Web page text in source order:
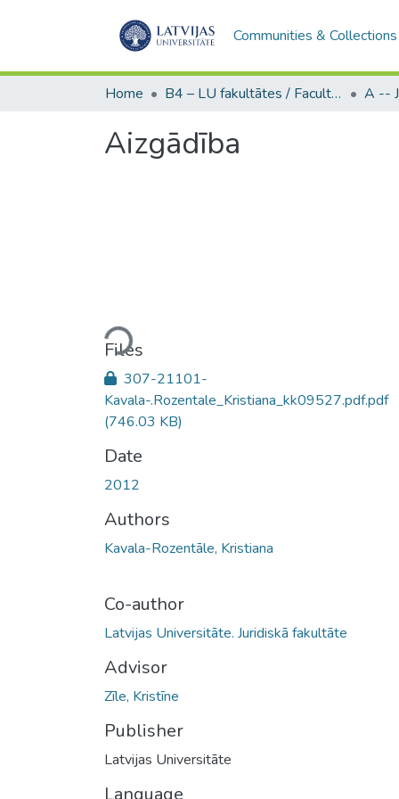
Communities & Collections
Home B4 – LU fakultātes / Faculties of the UL
Aizgādība
Loading...
Files
307-21101-
Kavala-.Rozentale_Kristiana_kk09527.pdf.pdf
(746.03 KB)
Date
2012
Authors
Kavala-Rozentāle, Kristiana
Co-author
Latvijas Universitāte. Juridiskā fakultāte
Advisor
Zīle, Kristīne
Publisher
Latvijas Universitāte
Language